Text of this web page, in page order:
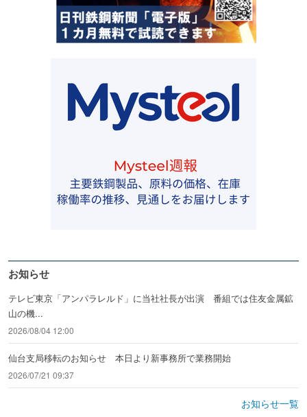
お知らせ
テレビ東京「アンパラレルド」に当社社長が出演 番組では住友金属鉱
山の機...
2026/08/04 12:00
仙台支局移転のお知らせ 本日より新事務所で業務開始
2026/07/21 09:37
お知らせ一覧